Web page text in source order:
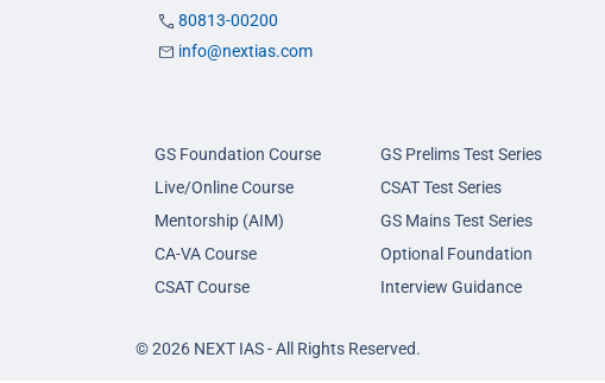
80813-00200
info@nextias.com
GS Foundation Course
Live/Online Course
Mentorship (AIM)
CA-VA Course
CSAT Course
GS Prelims Test Series
CSAT Test Series
GS Mains Test Series
Optional Foundation
Interview Guidance
© 2026 NEXT IAS - All Rights Reserved.